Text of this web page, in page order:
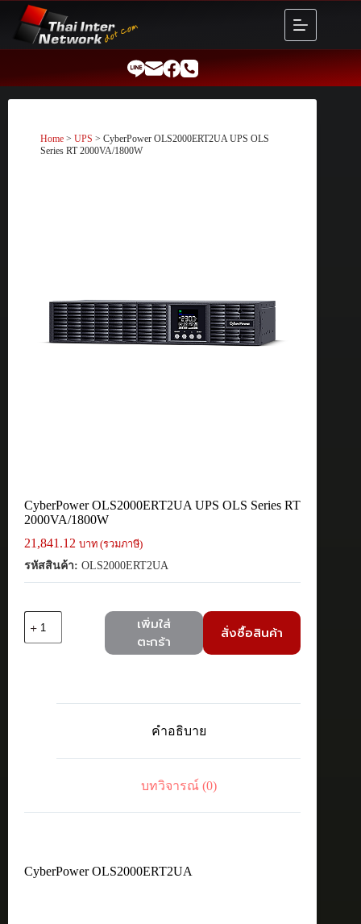
content
Home > UPS > CyberPower OLS2000ERT2UA UPS OLS
Series RT 2000VA/1800W
CyberPower OLS2000ERT2UA UPS OLS Series RT
2000VA/1800W
21,841.12 บาท (รวมภาษี)
รหัสสินค้า: OLS2000ERT2UA
CyberPower
OLS2000ERT2UA
เพิ่มใส่
ตะกร้า
สั่งซื้อสินค้า
คำอธิบาย
บทวิจารณ์ (0)
CyberPower OLS2000ERT2UA